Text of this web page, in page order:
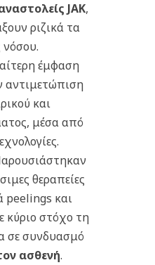
JAK,
ριζικά τα
νόσου.
έμφαση
αντιμετώπιση
και
μέσα από
θεραπείες
peelings και
κύριο στόχο τη
σε συνδυασμό
ασθενή.